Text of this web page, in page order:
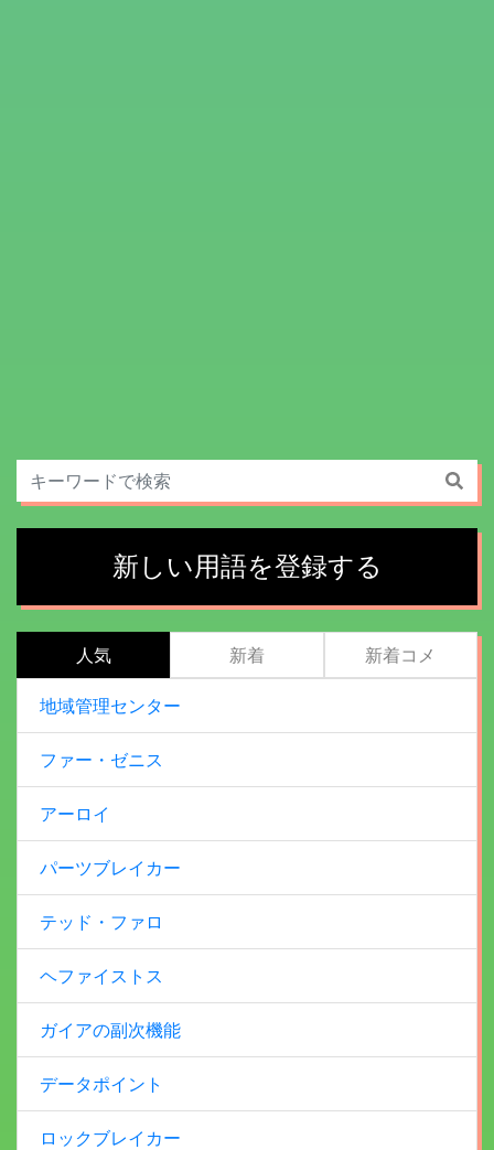
新しい用語を登録する
人気 新着 新着コメ
地域管理センター
ファー・ゼニス
アーロイ
パーツブレイカー
テッド・ファロ
ヘファイストス
ガイアの副次機能
データポイント
ロックブレイカー